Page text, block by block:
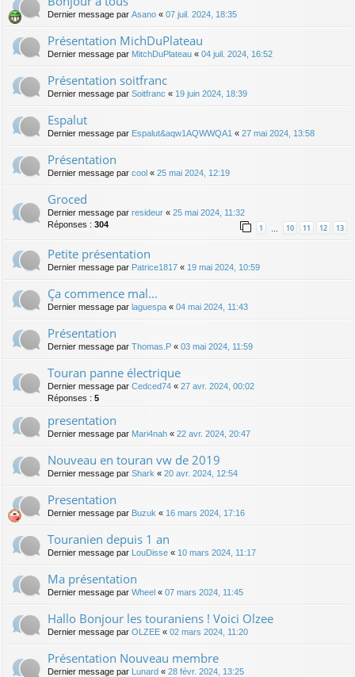
Dernier message par Asano « 07 juil. 2024, 18:35
Présentation MichDuPlateau
Dernier message par MitchDuPlateau « 04 juil. 2024, 16:52
Présentation soitfranc
Dernier message par Soitfranc « 19 juin 2024, 18:39
Espalut
Dernier message par Espalut&aqw1AQWWQA1 « 27 mai 2024, 13:58
Présentation
Dernier message par cool « 25 mai 2024, 12:19
Groced
Dernier message par resideur « 25 mai 2024, 11:32
Réponses : 304 1 10 11 12 13
Petite présentation
Dernier message par Patrice1817 « 19 mai 2024, 10:59
Ça commence mal...
Dernier message par laguespa « 04 mai 2024, 11:43
Présentation
Dernier message par Thomas.P « 03 mai 2024, 11:59
Touran panne électrique
Dernier message par Cedced74 « 27 avr. 2024, 00:02
Réponses : 5
presentation
Dernier message par Mari4nah « 22 avr. 2024, 20:47
Nouveau en touran vw de 2019
Dernier message par Shark « 20 avr. 2024, 12:54
Presentation
Dernier message par Buzuk « 16 mars 2024, 17:16
Touranien depuis 1 an
Dernier message par LouDisse « 10 mars 2024, 11:17
Ma présentation
Dernier message par Wheel « 07 mars 2024, 11:45
Hallo Bonjour les touraniens ! Voici Olzee
Dernier message par OLZEE « 02 mars 2024, 11:20
Présentation Nouveau membre
Dernier message par Lunard « 28 févr. 2024, 13:25